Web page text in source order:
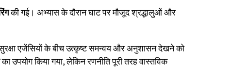
की गई। अभ्यास के दौरान घाट पर मौजूद श्रद्धालुओं और
एजेंसियों के बीच उत्कृष्ट समन्वय और अनुशासन देखने को
का उपयोग किया गया, लेकिन रणनीति पूरी तरह वास्तविक